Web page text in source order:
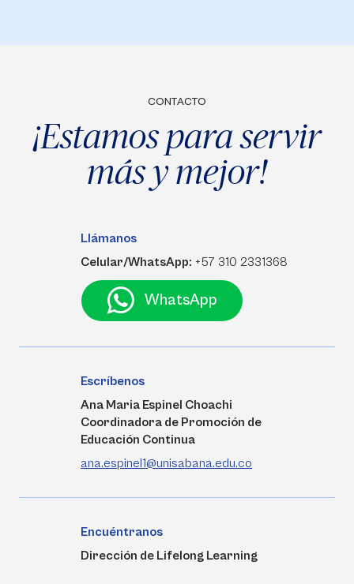
CONTACTO
¡Estamos para servir
más y mejor!
Llámanos
Celular/WhatsApp: +57 310 2331368
WhatsApp
Escríbenos
Ana Maria Espinel Choachi
Coordinadora de Promoción de
Educación Continua
ana.espinel1@unisabana.edu.co
Encuéntranos
Dirección de Lifelong Learning